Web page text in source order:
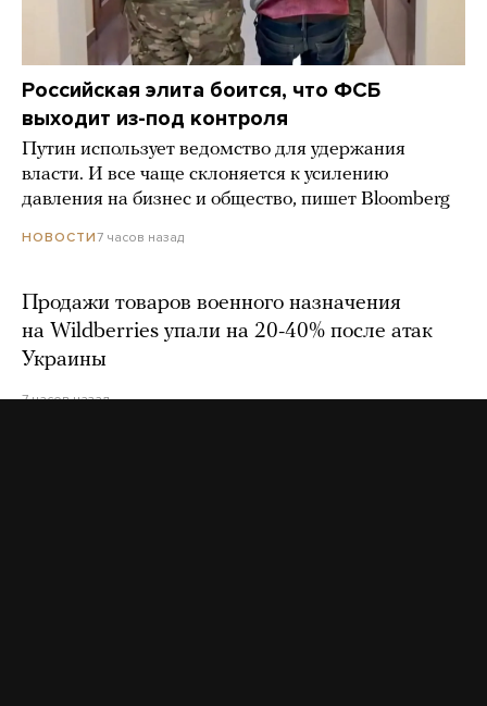
Российская элита боится, что ФСБ
выходит из-под контроля
Путин использует ведомство для удержания
власти. И все чаще склоняется к усилению
давления на бизнес и общество, пишет Bloomberg
НОВОСТИ7 часов назад
Продажи товаров военного назначения
на Wildberries упали на 20-40% после атак
Украины
7 часов назад